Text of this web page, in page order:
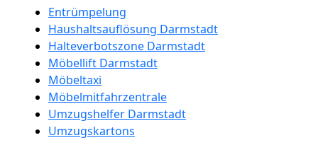
Entrümpelung
Haushaltsauflösung Darmstadt
Halteverbotszone Darmstadt
Möbellift Darmstadt
Möbeltaxi
Möbelmitfahrzentrale
Umzugshelfer Darmstadt
Umzugskartons